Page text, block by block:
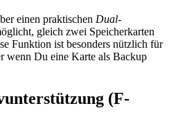
einen praktischen Dual-
gleich zwei Speicherkarten
Funktion ist besonders nützlich für
wenn Du eine Karte als Backup
(F-